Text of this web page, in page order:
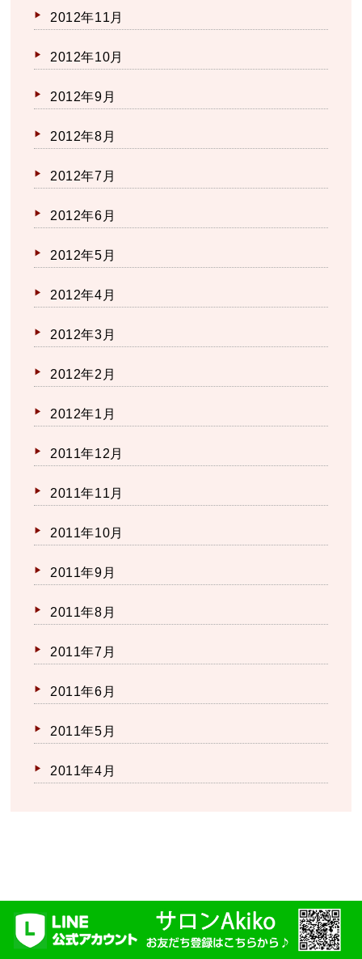
2012年11月
2012年10月
2012年9月
2012年8月
2012年7月
2012年6月
2012年5月
2012年4月
2012年3月
2012年2月
2012年1月
2011年12月
2011年11月
2011年10月
2011年9月
2011年8月
2011年7月
2011年6月
2011年5月
2011年4月
メニュー